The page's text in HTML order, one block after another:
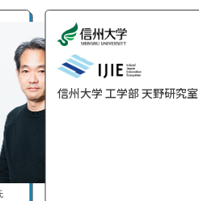
信州大学 工学部 天野研究室